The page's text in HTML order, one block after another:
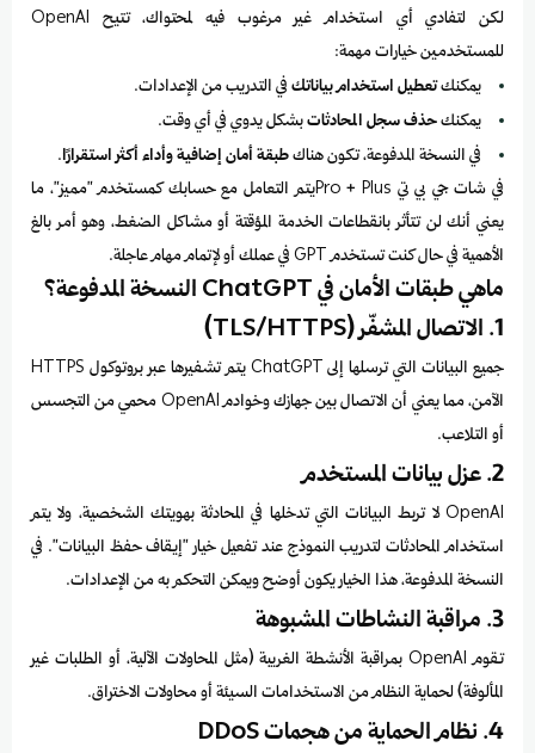
لكن لتفادي أي استخدام غير مرغوب فيه لمحتواك، تتيح OpenAI
للمستخدمين خيارات مهمة:
يمكنكتعطيل استخدام بياناتك في التدريب من الإعدادات.
يمكنكحذف سجل المحادثاتبشكل يدوي في أي وقت.
في النسخة المدفوعة، تكون هناكطبقة أمان إضافية وأداء أكثر استقرارًا.
في شات جي بي تي Pro + Plusيتم التعامل مع حسابك كمستخدم "مميز"، ما
يعني أنك لن تتأثر بانقطاعات الخدمة المؤقتة أو مشاكل الضغط، وهو أمر بالغ
الأهمية في حال كنت تستخدم GPT في عملك أو لإتمام مهام عاجلة.
ماهي طبقات الأمان في ChatGPT النسخة المدفوعة؟
1. الاتصال المشفّر (TLS/HTTPS)
جميع البيانات التي ترسلها إلى ChatGPT يتم تشفيرها عبر بروتوكول HTTPS
الآمن، مما يعني أن الاتصال بين جهازك وخوادم OpenAI محمي من التجسس
أو التلاعب.
2. عزل بيانات المستخدم
OpenAI لا تربط البيانات التي تدخلها في المحادثة بهويتك الشخصية، ولا يتم
استخدام المحادثات لتدريب النموذج عند تفعيل خيار "إيقاف حفظ البيانات". في
النسخة المدفوعة، هذا الخيار يكون أوضح ويمكن التحكم به من الإعدادات.
3. مراقبة النشاطات المشبوهة
تقوم OpenAI بمراقبة الأنشطة الغريبة (مثل المحاولات الآلية، أو الطلبات غير
المألوفة) لحماية النظام من الاستخدامات السيئة أو محاولات الاختراق.
4. نظام الحماية من هجمات DDoS